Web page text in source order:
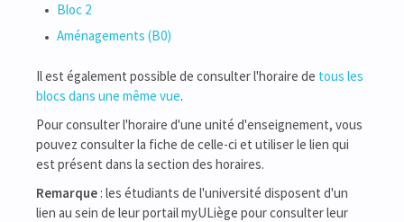
Bloc 2
Aménagements (B0)
Il est également possible de consulter l'horaire de tous les
blocs dans une même vue.
Pour consulter l'horaire d'une unité d'enseignement, vous
pouvez consulter la fiche de celle-ci et utiliser le lien qui
est présent dans la section des horaires.
Remarque : les étudiants de l'université disposent d'un
lien au sein de leur portail myULiège pour consulter leur